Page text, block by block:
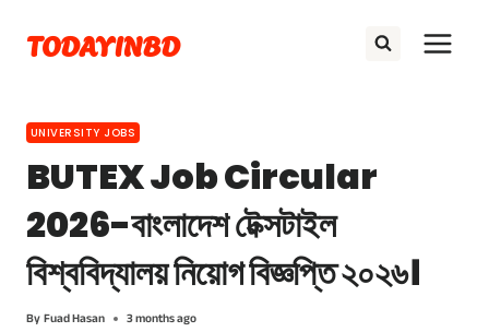
content
TODAYINBD
UNIVERSITY JOBS
BUTEX Job Circular
2026-বাংলাদেশ টেক্সটাইল
বিশ্ববিদ্যালয় নিয়োগ বিজ্ঞপ্তি ২০২৬।
ByFuad Hasan 3 months ago